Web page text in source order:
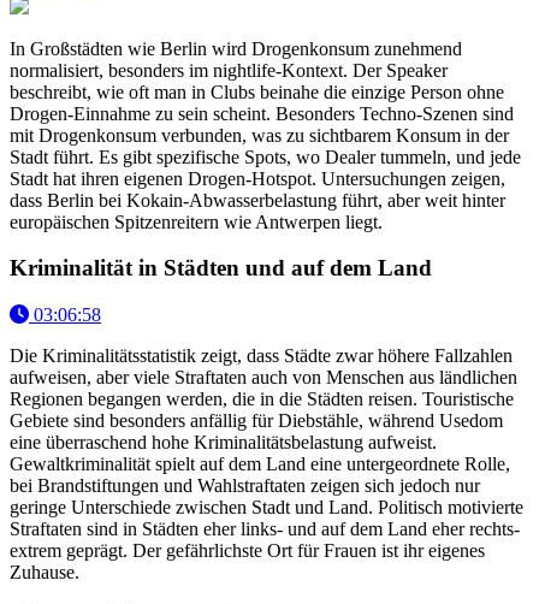
In Großstädten wie Berlin wird Drogenkonsum zunehmend
normalisiert, besonders im nightlife-Kontext. Der Speaker
beschreibt, wie oft man in Clubs beinahe die einzige Person ohne
Drogen-Einnahme zu sein scheint. Besonders Techno-Szenen sind
mit Drogenkonsum verbunden, was zu sichtbarem Konsum in der
Stadt führt. Es gibt spezifische Spots, wo Dealer tummeln, und jede
Stadt hat ihren eigenen Drogen-Hotspot. Untersuchungen zeigen,
dass Berlin bei Kokain-Abwasserbelastung führt, aber weit hinter
europäischen Spitzenreitern wie Antwerpen liegt.
Kriminalität in Städten und auf dem Land
03:06:58
Die Kriminalitätsstatistik zeigt, dass Städte zwar höhere Fallzahlen
aufweisen, aber viele Straftaten auch von Menschen aus ländlichen
Regionen begangen werden, die in die Städten reisen. Touristische
Gebiete sind besonders anfällig für Diebstähle, während Usedom
eine überraschend hohe Kriminalitätsbelastung aufweist.
Gewaltkriminalität spielt auf dem Land eine untergeordnete Rolle,
bei Brandstiftungen und Wahlstraftaten zeigen sich jedoch nur
geringe Unterschiede zwischen Stadt und Land. Politisch motivierte
Straftaten sind in Städten eher links- und auf dem Land eher rechts-
extrem geprägt. Der gefährlichste Ort für Frauen ist ihr eigenes
Zuhause.